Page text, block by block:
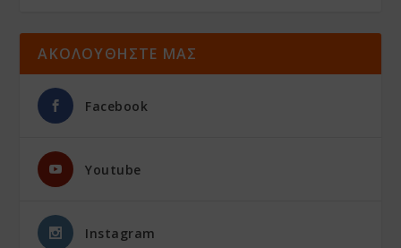
ΑΚΟΛΟΥΘΗΣΤΕ ΜΑΣ
Facebook
Youtube
Instagram